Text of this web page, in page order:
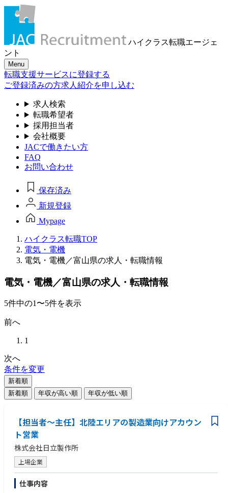
ハイクラス転職エージェ
ント
Menu
転職支援サービスに登録する
ご登録済みの方求人紹介を申し込む
求人検索
転職希望者
採用担当者
会社概要
JACで働きたい方
FAQ
お問い合わせ
保存済み
新規登録
Mypage
ハイクラス転職TOP
電気・電機
電気・電機／富山県の求人・転職情報
電気・電機／富山県の求人・転職情報
5件中の1〜5件を表示
前へ
1
次へ
条件を変更
新着順
新着順
年収が高い順 年収が低い順
【担当者～主任】北陸エリアの製造業向けアカウン
ト営業
株式会社日立製作所
上場企業
仕事内容